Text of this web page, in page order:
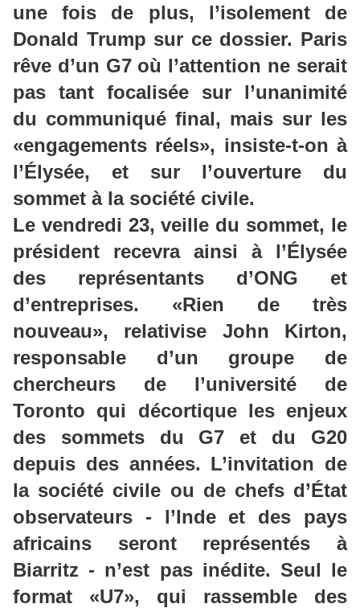
une fois de plus, l’isolement de
Donald Trump sur ce dossier. Paris
rêve d’un G7 où l’attention ne serait
pas tant focalisée sur l’unanimité
du communiqué final, mais sur les
«engagements réels», insiste-t-on à
l’Élysée, et sur l’ouverture du
sommet à la société civile.
Le vendredi 23, veille du sommet, le
président recevra ainsi à l’Élysée
des représentants d’ONG et
d’entreprises. «Rien de très
nouveau», relativise John Kirton,
responsable d’un groupe de
chercheurs de l’université de
Toronto qui décortique les enjeux
des sommets du G7 et du G20
depuis des années. L’invitation de
la société civile ou de chefs d’État
observateurs - l’Inde et des pays
africains seront représentés à
Biarritz - n’est pas inédite. Seul le
format «U7», qui rassemble des